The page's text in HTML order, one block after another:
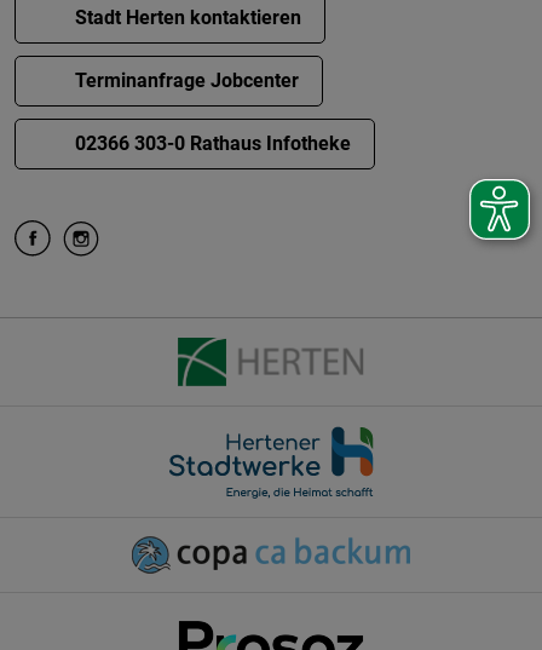
Stadt Herten kontaktieren
Terminanfrage Jobcenter
02366 303-0 Rathaus Infotheke